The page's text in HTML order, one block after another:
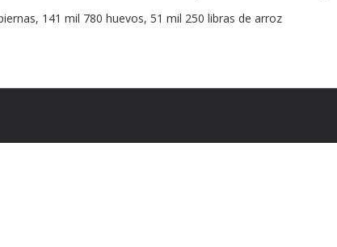
141 mil 780 huevos, 51 mil 250 libras de arroz